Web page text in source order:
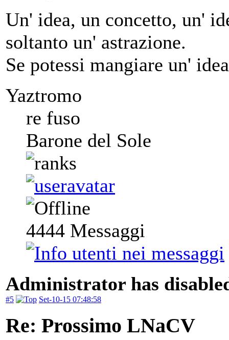
Un' idea, un concetto, un'
soltanto un' astrazione.
Se potessi mangiare un'
Yaztromo
re fuso
Barone del Sole
4444 Messaggi
Administrator has
#5 Set-10-15 07:48:58
Re: Prossimo LNaCV